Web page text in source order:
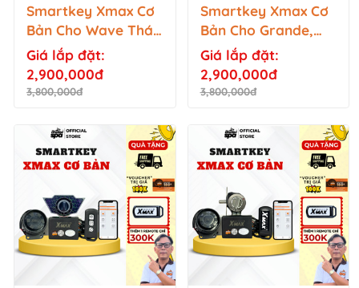
Smartkey Xmax Cơ
Bản Cho Wave Thái
125i
Giá lắp đặt:
2,900,000đ
3,800,000đ
Smartkey Xmax Cơ
Bản Cho Grande,
NVX, Janus...
Giá lắp đặt:
2,900,000đ
3,800,000đ